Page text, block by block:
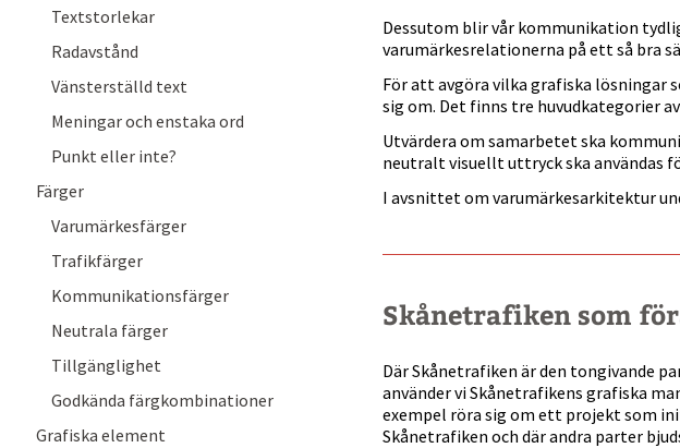
Textstorlekar
Radavstånd
Vänsterställd text
Meningar och enstaka ord
Punkt eller inte?
Färger
Varumärkesfärger
Trafikfärger
Kommunikationsfärger
Neutrala färger
Tillgänglighet
Godkända färgkombinationer
Grafiska element
Dessutom blir vår kommunikation
varumärkesrelationerna på ett så bra
För att avgöra vilka grafiska
sig om. Det finns tre huvudkategorier
Utvärdera om samarbetet ska
neutralt visuellt uttryck ska användas
I avsnittet om varumärkesarkitektur
Skånetrafiken som
Där Skånetrafiken är den tongivande
använder vi Skånetrafikens grafiska
exempel röra sig om ett projekt som
Skånetrafiken och där andra parter